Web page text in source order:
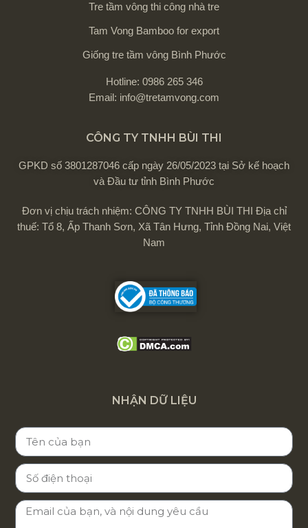
Tre tầm vông thi công nhà tre
Tam Vong Bamboo for export
Giống tre tầm vông Bình Phước
Hotline: 0986 265 346
Email: info@tretamvong.com
CÔNG TY TNHH BÙI THI
GPKD số 3801287046 cấp ngày 26/05/2023 tại Sở kế hoạch
và Đầu tư tỉnh Bình Phước
Đơn vị chịu trách nhiệm: CÔNG TY TNHH BÙI THI Địa chỉ
thuế: Tổ 8, Ấp Thanh Sơn, Xã Tân Hưng, Tỉnh Đồng Nai, Việt
Nam
NHẬN DỮ LIỆU